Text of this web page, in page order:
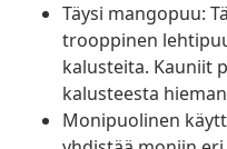
Täysi mangopuu:
trooppinen
kalusteita. Kauniit
kalusteesta
Monipuolinen